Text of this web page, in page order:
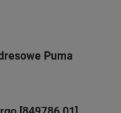
Puma